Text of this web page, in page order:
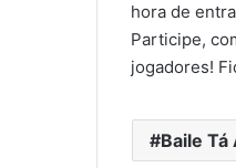
hora de
Participe,
jogadores!
Baile Tá